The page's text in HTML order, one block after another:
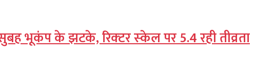
भूकंप के झटके, र‍िक्‍टर स्‍केल पर 5.4 रही तीव्रता